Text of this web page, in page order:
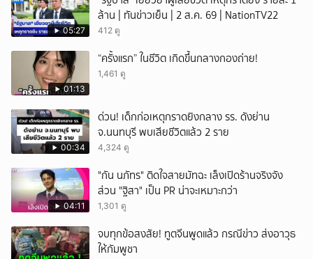
05:27
ล้าน | ทันข่าวเย็น | 2 ส.ค. 69 | NationTV22
412 ดู
01:13
“ครั้งแรก” ในชีวิต เกิดขึ้นกลางกองถ่าย!
1,461 ดู
00:34
ด่วน! เด็กก่อเหตุกราดยิงกลาง รร. ดังย่าน
จ.นนทบุรี พบเสียชีวิตแล้ว 2 ราย
4,324 ดู
04:11
"กัน นภัทร" ติดใจสายมัทฉะ เล็งเปิดร้านจริงจัง
ส่วน "ฐิสา" เป็น PR น่าจะเหมาะกว่า
1,301 ดู
จบทุกข้อสงสัย! ทูตจีนพูดแล้ว กรณีข่าว ส่งอาวุธ
ให้กัมพูชา